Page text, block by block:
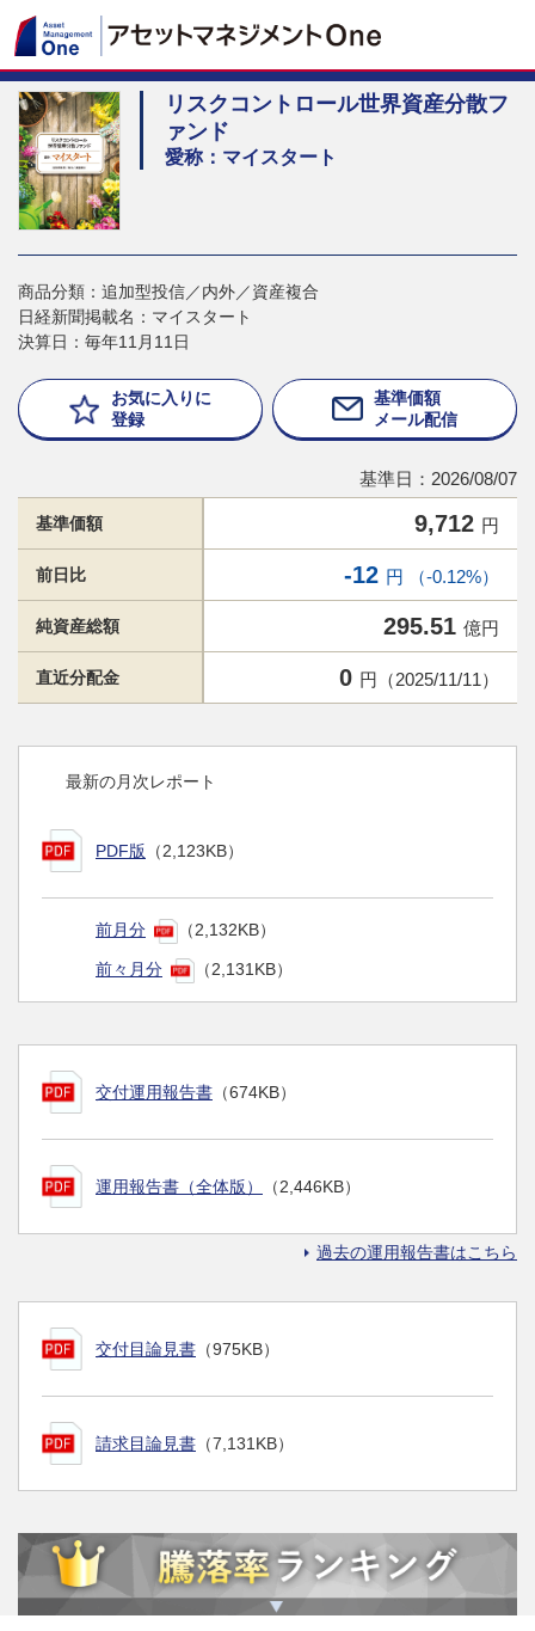
リスクコントロール世界資産分散フ
ァンド
愛称：マイスタート
商品分類：追加型投信／内外／資産複合
日経新聞掲載名：マイスタート
決算日：毎年11月11日
お気に入りに
登録
基準価額
メール配信
基準日：2026/08/07
基準価額 9,712 円
前日比 -12 円 （-0.12%）
純資産総額 295.51 億円
直近分配金 0 円（2025/11/11）
最新の月次レポート
PDF版 （2,123KB）
前月分 （2,132KB）
前々月分 （2,131KB）
交付運用報告書 （674KB）
運用報告書（全体版） （2,446KB）
過去の運用報告書はこちら
交付目論見書 （975KB）
請求目論見書 （7,131KB）